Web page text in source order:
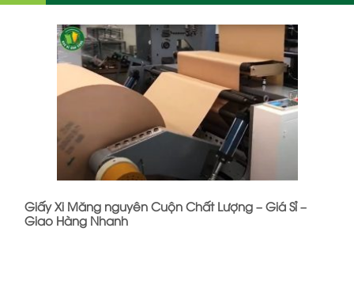
Giấy Xi Măng nguyên Cuộn Chất Lượng – Giá Sỉ –
Giao Hàng Nhanh